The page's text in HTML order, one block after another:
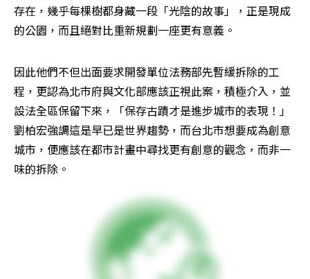
存在，幾乎每棵樹都身藏一段「光陰的故事」，正是現成
的公園，而且絕對比重新規劃一座更有意義。
因此他們不但出面要求開發單位法務部先暫緩拆除的工
程，更認為北市府與文化部應該正視此案，積極介入，並
設法全區保留下來，「保存古蹟才是進步城市的表現！」
劉柏宏強調這是早已是世界趨勢，而台北市想要成為創意
城市，便應該在都市計畫中尋找更有創意的觀念，而非一
味的拆除。